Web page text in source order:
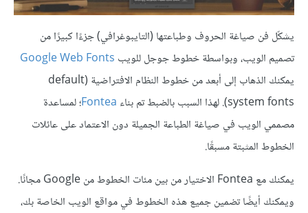
يشكّل فن صياغة الحروف وطباعتها (التايبوغرافي) جزءًا كبيرًا من
تصميم الويب، وبواسطة خطوط جوجل للويب Google Web Fonts
يمكنك الذهاب إلى أبعد من خطوط النظام الافتراضية (default
system fonts). لهذا السبب بالضبط تم بناء
Fontea؛ لمساعدة
مصممي الويب في صياغة الطباعة الجميلة دون الاعتماد على عائلات
الخطوط المثبتة مسبقًا.
يمكنك مع Fontea الاختيار من بين مئات الخطوط من Google مجانًا.
ويمكنك أيضًا تضمين جميع هذه الخطوط في مواقع الويب الخاصة بك،